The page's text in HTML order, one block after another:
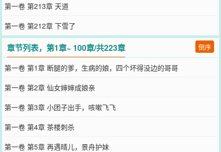
第一卷 第213章 天道
第一卷 第212章 下雪了
章节列表，第1章~ 100章/共223章 倒序
第一卷 第1章 断腿的爹，生病的娘，四个坏得没边的哥哥
第一卷 第2章 仙女婶婶成娘亲
第一卷 第3章 小团子出手，咳嗽飞飞
第一卷 第4章 茶楼刺杀
第一卷 第5章 再遇晴儿，景舟护妹